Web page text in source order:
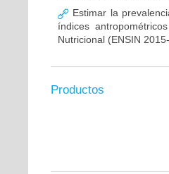
Estimar la
índices
Nutricional (ENSIN
Productos